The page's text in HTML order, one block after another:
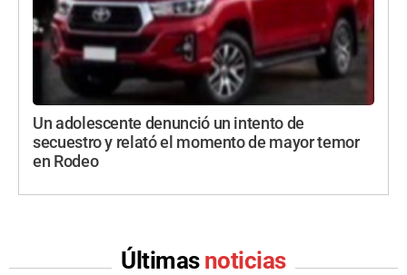
Un adolescente denunció un intento de
secuestro y relató el momento de mayor temor
en Rodeo
Últimas noticias